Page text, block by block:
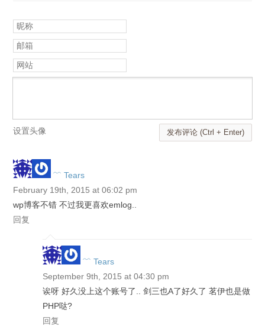
昵称
邮箱
网站
设置头像 发布评论 (Ctrl + Enter)
﹌ Tears
February 19th, 2015 at 06:02 pm
wp博客不错 不过我更喜欢emlog..
回复
﹌ Tears
September 9th, 2015 at 04:30 pm
诶呀 好久没上这个账号了.. 剑三也A了好久了 茗伊也是做
PHP哒?
回复